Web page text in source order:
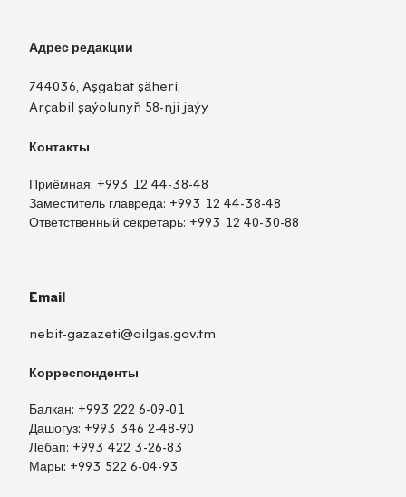
Адрес редакции
744036, Aşgabat şäheri,
Arçabil şaýolunyň 58-nji jaýy
Контакты
Приёмная: +993 12 44-38-48
Заместитель главреда: +993 12 44-38-48
Ответственный секретарь: +993 12 40-30-88
Email
nebit-gazazeti@oilgas.gov.tm
Корреспонденты
Балкан: +993 222 6-09-01
Дашогуз: +993 346 2-48-90
Лебап: +993 422 3-26-83
Мары: +993 522 6-04-93